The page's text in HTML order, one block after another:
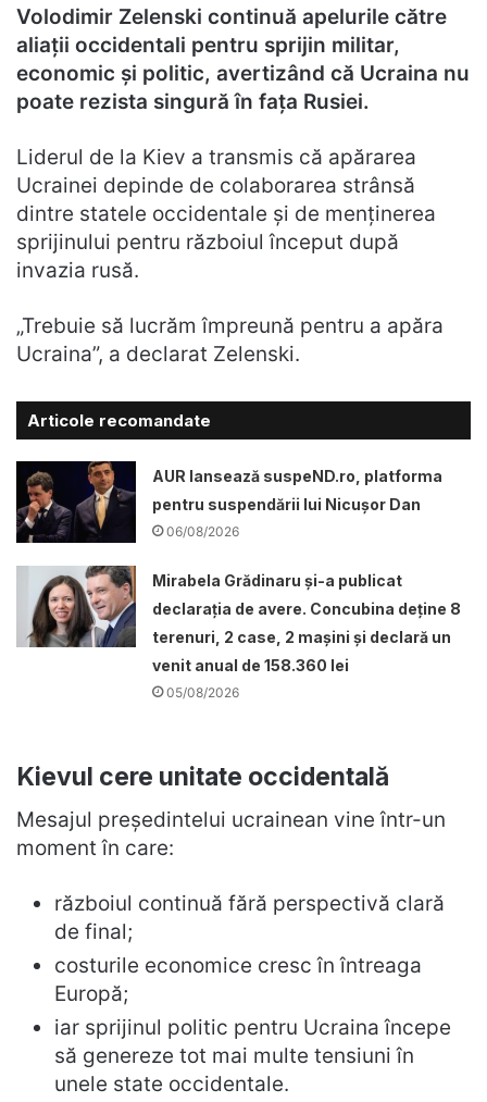
Volodimir Zelenski continuă apelurile către
aliații occidentali pentru sprijin militar,
economic și politic, avertizând că Ucraina nu
poate rezista singură în fața Rusiei.
Liderul de la Kiev a transmis că apărarea
Ucrainei depinde de colaborarea strânsă
dintre statele occidentale și de menținerea
sprijinului pentru războiul început după
invazia rusă.
„Trebuie să lucrăm împreună pentru a apăra
Ucraina”, a declarat Zelenski.
Articole recomandate
AUR lansează suspeND.ro, platforma
pentru suspendării lui Nicușor Dan
06/08/2026
Mirabela Grădinaru și-a publicat
declarația de avere. Concubina deține 8
terenuri, 2 case, 2 mașini și declară un
venit anual de 158.360 lei
05/08/2026
Kievul cere unitate occidentală
Mesajul președintelui ucrainean vine într-un
moment în care:
războiul continuă fără perspectivă clară
de final;
costurile economice cresc în întreaga
Europă;
iar sprijinul politic pentru Ucraina începe
să genereze tot mai multe tensiuni în
unele state occidentale.